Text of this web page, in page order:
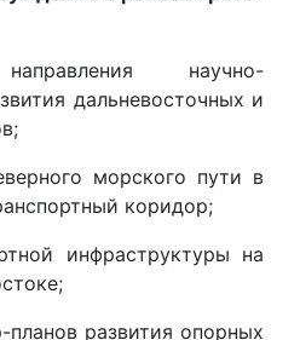
научно-
дальневосточных и
морского пути в
коридор;
инфраструктуры на
развития опорных